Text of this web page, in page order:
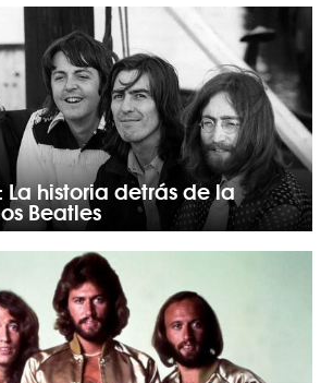
La historia detrás de la
Beatles